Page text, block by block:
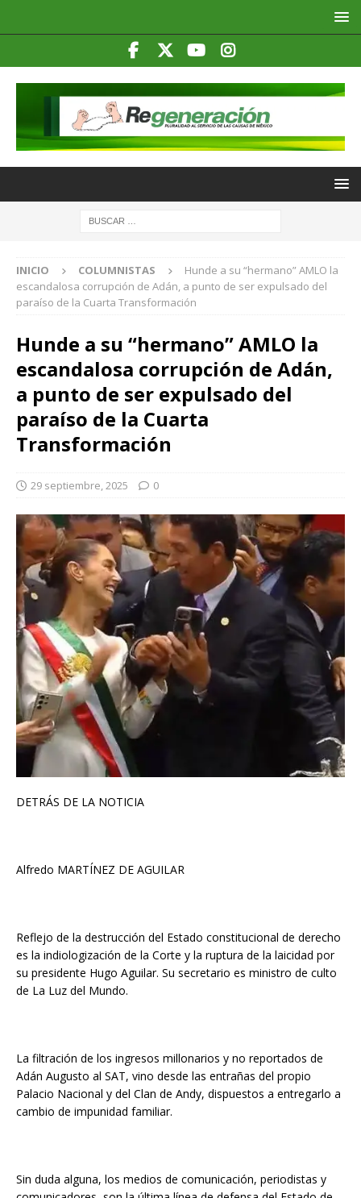
INICIO COLUMNISTAS
Hunde a su “hermano” AMLO la
escandalosa corrupción de Adán, a punto de ser expulsado del
paraíso de la Cuarta Transformación
Hunde a su “hermano” AMLO la
escandalosa corrupción de Adán,
a punto de ser expulsado del
paraíso de la Cuarta
Transformación
29 septiembre, 2025 0
DETRÁS DE LA NOTICIA
Alfredo MARTÍNEZ DE AGUILAR
Reflejo de la destrucción del Estado constitucional de derecho
es la indiologización de la Corte y la ruptura de la laicidad por
su presidente Hugo Aguilar. Su secretario es ministro de culto
de La Luz del Mundo.
La filtración de los ingresos millonarios y no reportados de
Adán Augusto al SAT, vino desde las entrañas del propio
Palacio Nacional y del Clan de Andy, dispuestos a entregarlo a
cambio de impunidad familiar.
Sin duda alguna, los medios de comunicación, periodistas y